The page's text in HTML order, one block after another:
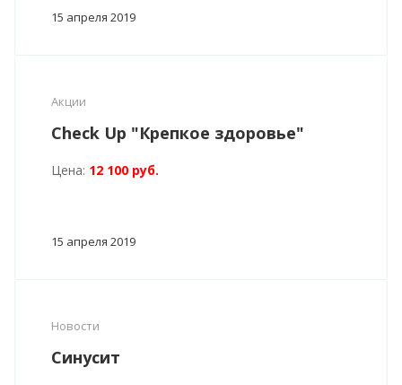
15 апреля 2019
Акции
Check Up "Крепкое здоровье"
Цена: 12 100 руб.
15 апреля 2019
Новости
Синусит